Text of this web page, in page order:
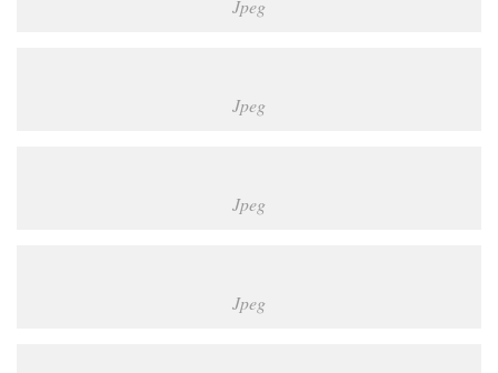
Jpeg
Jpeg
Jpeg
Jpeg